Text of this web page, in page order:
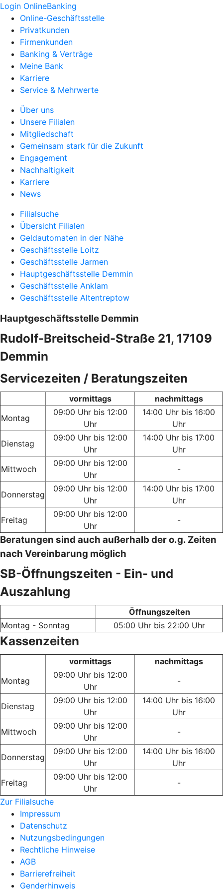
Login OnlineBanking
Online-Geschäftsstelle
Privatkunden
Firmenkunden
Banking & Verträge
Meine Bank
Karriere
Service & Mehrwerte
Über uns
Unsere Filialen
Mitgliedschaft
Gemeinsam stark für die Zukunft
Engagement
Nachhaltigkeit
Karriere
News
Filialsuche
Übersicht Filialen
Geldautomaten in der Nähe
Geschäftsstelle Loitz
Geschäftsstelle Jarmen
Hauptgeschäftsstelle Demmin
Geschäftsstelle Anklam
Geschäftsstelle Altentreptow
Hauptgeschäftsstelle Demmin
Rudolf-Breitscheid-Straße 21, 17109
Demmin
Servicezeiten / Beratungszeiten
vormittags
nachmittags
Montag
09:00 Uhr bis 12:00
Uhr
14:00 Uhr bis 16:00
Uhr
Dienstag
09:00 Uhr bis 12:00
Uhr
14:00 Uhr bis 17:00
Uhr
Mittwoch
09:00 Uhr bis 12:00
Uhr
-
Donnerstag
09:00 Uhr bis 12:00
Uhr
14:00 Uhr bis 17:00
Uhr
Freitag
09:00 Uhr bis 12:00
Uhr
-
Beratungen sind auch außerhalb der o.g. Zeiten
nach Vereinbarung möglich
SB-Öffnungszeiten - Ein- und
Auszahlung
Öffnungszeiten
Montag - Sonntag
05:00 Uhr bis 22:00 Uhr
Kassenzeiten
vormittags
nachmittags
Montag
09:00 Uhr bis 12:00
Uhr
-
Dienstag
09:00 Uhr bis 12:00
Uhr
14:00 Uhr bis 16:00
Uhr
Mittwoch
09:00 Uhr bis 12:00
Uhr
-
Donnerstag
09:00 Uhr bis 12:00
Uhr
14:00 Uhr bis 16:00
Uhr
Freitag
09:00 Uhr bis 12:00
Uhr
-
Zur Filialsuche
Impressum
Datenschutz
Nutzungsbedingungen
Rechtliche Hinweise
AGB
Barrierefreiheit
Genderhinweis